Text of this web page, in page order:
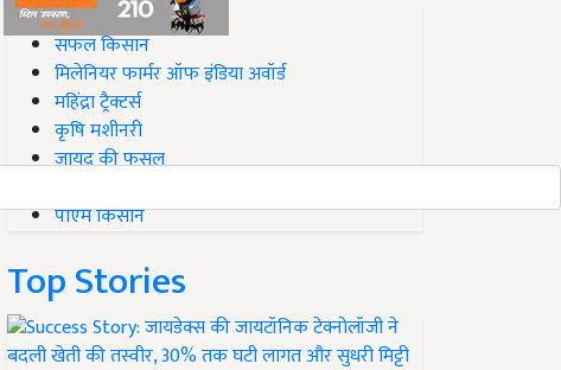
#Top on Krishi Jagran
सफल किसान
मिलेनियर फार्मर ऑफ इंडिया अवॉर्ड
महिंद्रा ट्रैक्टर्स
कृषि मशीनरी
जायद की फसल
पीएम किसान
Top Stories